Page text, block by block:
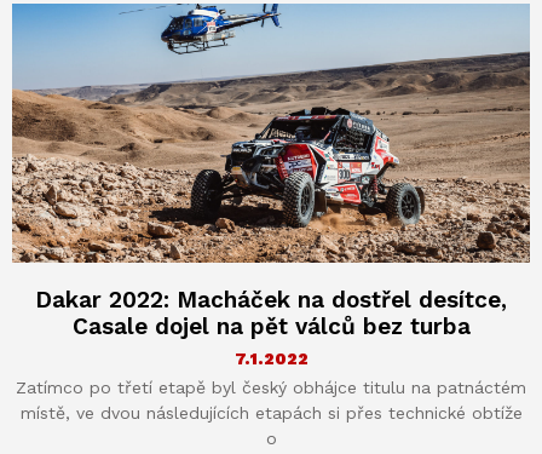
Dakar 2022: Macháček na dostřel desítce,
Casale dojel na pět válců bez turba
7.1.2022
Zatímco po třetí etapě byl český obhájce titulu na patnáctém
místě, ve dvou následujících etapách si přes technické obtíže
o